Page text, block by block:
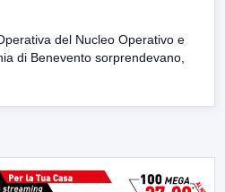
del Nucleo Operativo e
di Benevento sorprendevano,